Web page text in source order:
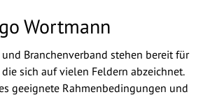
Wortmann
Branchenverband stehen bereit für
sich auf vielen Feldern abzeichnet.
geeignete Rahmenbedingungen und